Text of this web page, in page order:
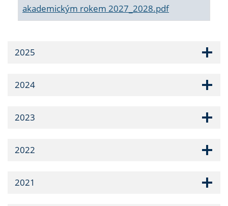
akademickým rokem 2027_2028.pdf
2025
2024
2023
2022
2021